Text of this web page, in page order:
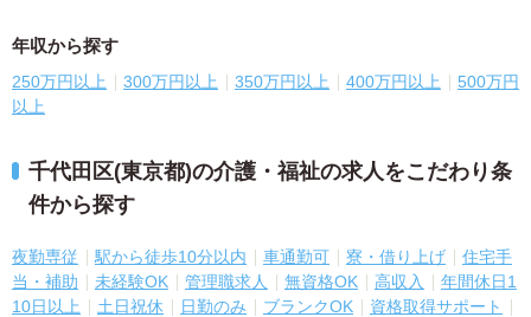
年収から探す
250万円以上 300万円以上 350万円以上 400万円以上
500万円
以上
千代田区(東京都)の介護・福祉の求人をこだわり条
件から探す
夜勤専従 駅から徒歩10分以内 車通勤可 寮・借り上げ
住宅手
当・補助
未経験OK 管理職求人 無資格OK 高収入
年間休日1
10日以上
土日祝休 日勤のみ ブランクOK
資格取得サポート